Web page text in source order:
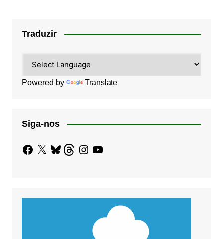
Traduzir
Powered by Translate
Siga-nos
Facebook
X BlueskyThreadsInstagram
YouTube